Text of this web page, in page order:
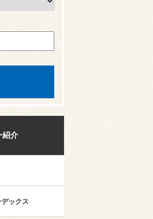
紹介
ックス